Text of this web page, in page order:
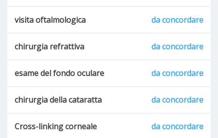
visita oftalmologica da concordare
chirurgia refrattiva da concordare
esame del fondo oculare da concordare
chirurgia della cataratta da concordare
Cross-linking corneale da concordare